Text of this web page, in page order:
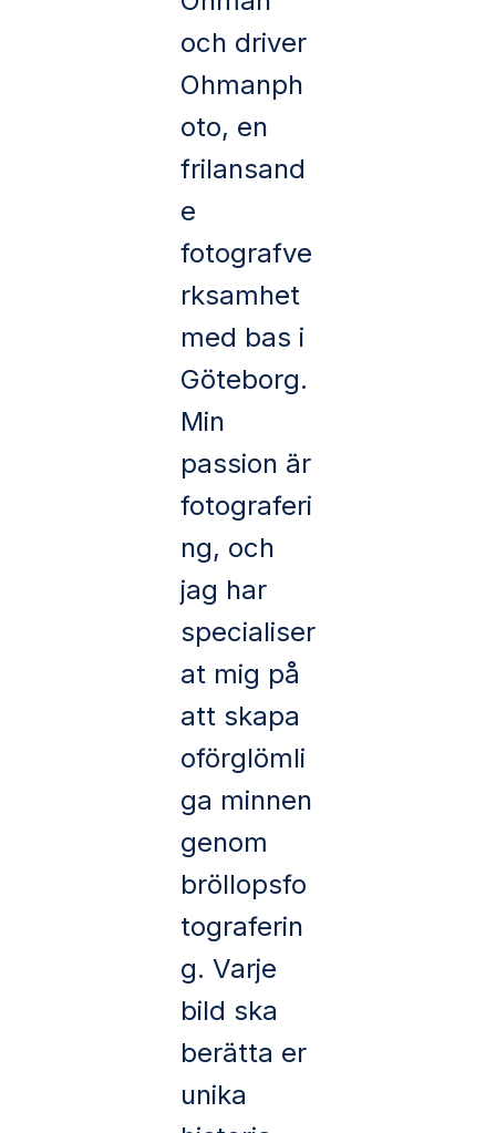
och driver
Ohmanph
oto, en
frilansand
e
fotografve
rksamhet
med bas i
Göteborg.
Min
passion är
fotograferi
ng, och
jag har
specialiser
at mig på
att skapa
oförglömli
ga minnen
genom
bröllopsfo
tograferin
g. Varje
bild ska
berätta er
unika